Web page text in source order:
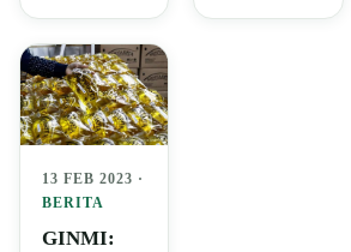
13 FEB 2023 ·
BERITA
GINMI: